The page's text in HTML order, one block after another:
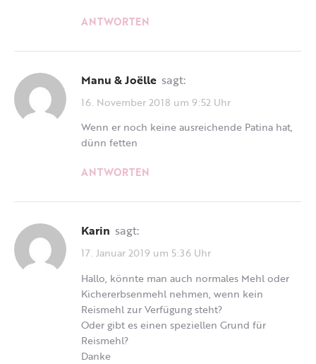
ANTWORTEN
Manu & Joëlle sagt:
16. November 2018 um 9:52 Uhr
Wenn er noch keine ausreichende Patina hat,
dünn fetten
ANTWORTEN
Karin sagt:
17. Januar 2019 um 5:36 Uhr
Hallo, könnte man auch normales Mehl oder
Kichererbsenmehl nehmen, wenn kein
Reismehl zur Verfügung steht?
Oder gibt es einen speziellen Grund für
Reismehl?
Danke